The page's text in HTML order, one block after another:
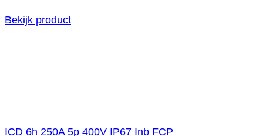
Bekijk product
ICD 6h 250A 5p 400V IP67 Inb FCP